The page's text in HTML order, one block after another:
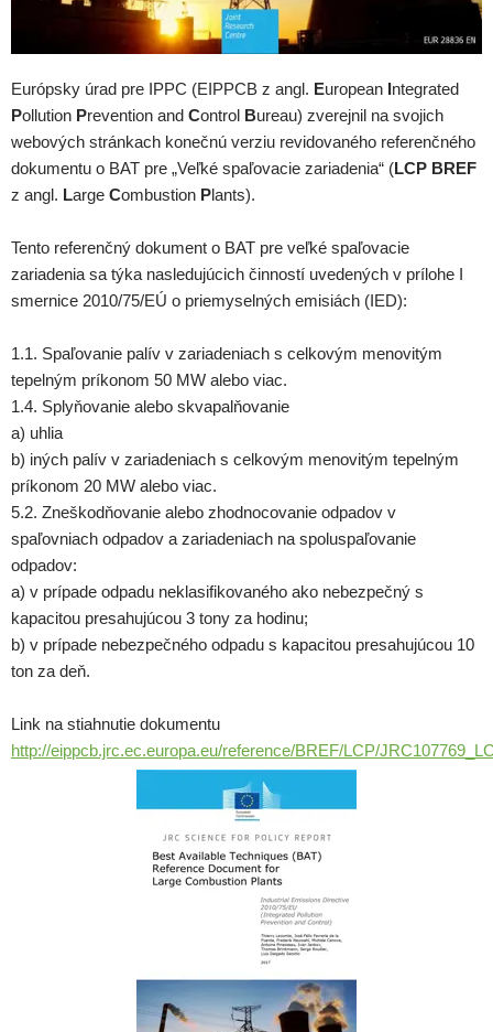
Európsky úrad pre IPPC (EIPPCB z angl. European Integrated
Pollution Prevention and Control Bureau) zverejnil na svojich
webových stránkach konečnú verziu revidovaného referenčného
dokumentu o BAT pre „Veľké spaľovacie zariadenia“ (LCP BREF
z angl. Large Combustion Plants).
Tento referenčný dokument o BAT pre veľké spaľovacie
zariadenia sa týka nasledujúcich činností uvedených v prílohe I
smernice 2010/75/EÚ o priemyselných emisiách (IED):
1.1. Spaľovanie palív v zariadeniach s celkovým menovitým
tepelným príkonom 50 MW alebo viac.
1.4. Splyňovanie alebo skvapalňovanie
a) uhlia
b) iných palív v zariadeniach s celkovým menovitým tepelným
príkonom 20 MW alebo viac.
5.2. Zneškodňovanie alebo zhodnocovanie odpadov v
spaľovniach odpadov a zariadeniach na spoluspaľovanie
odpadov:
a) v prípade odpadu neklasifikovaného ako nebezpečný s
kapacitou presahujúcou 3 tony za hodinu;
b) v prípade nebezpečného odpadu s kapacitou presahujúcou 10
ton za deň.
Link na stiahnutie dokumentu
http://eippcb.jrc.ec.europa.eu/reference/BREF/LCP/